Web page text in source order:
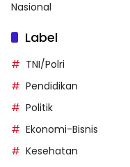
Nasional
Label
TNI/Polri
Pendidikan
Politik
Ekonomi-Bisnis
Kesehatan